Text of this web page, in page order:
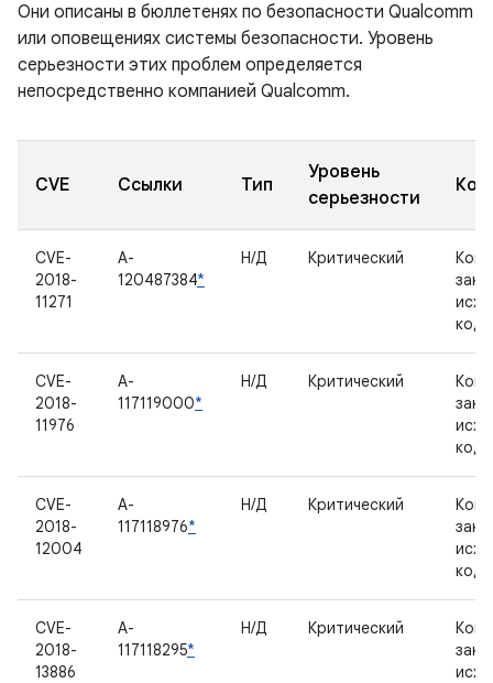
Они описаны в бюллетенях по безопасности Qualcomm
или оповещениях системы безопасности. Уровень
серьезности этих проблем определяется
непосредственно компанией Qualcomm.
CVE Ссылки Тип
Уровень
серьезности
CVE-
2018-
11271
A-
120487384*
Н/Д Критический
CVE-
2018-
11976
A-
117119000*
Н/Д Критический
CVE-
2018-
12004
A-
117118976*
Н/Д Критический
CVE-
2018-
13886
A-
117118295*
Н/Д Критический